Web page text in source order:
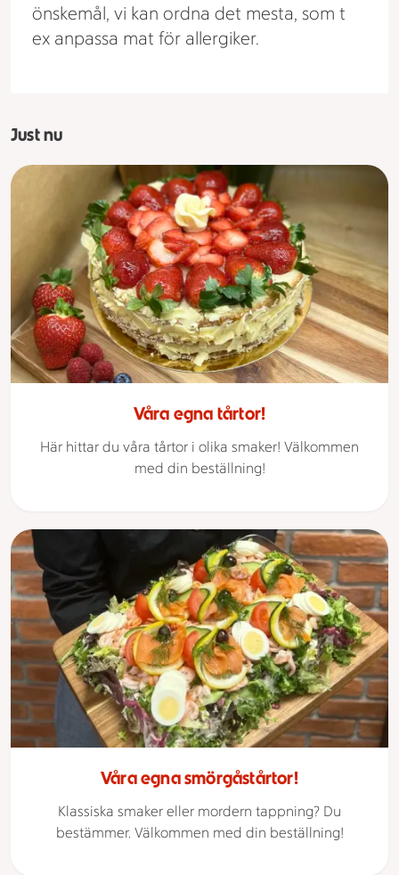
önskemål, vi kan ordna det mesta, som t
ex anpassa mat för allergiker.
Just nu
Våra egna tårtor!
Här hittar du våra tårtor i olika smaker! Välkommen
med din beställning!
Våra egna smörgåstårtor!
Klassiska smaker eller mordern tappning? Du
bestämmer. Välkommen med din beställning!